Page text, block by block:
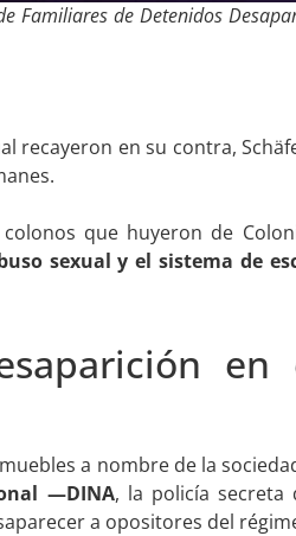
Familiares de Detenidos
recayeron en su contra,
que huyeron de
sexual y el sistema de
en
a nombre de la
—DINA, la policía secreta
a opositores del